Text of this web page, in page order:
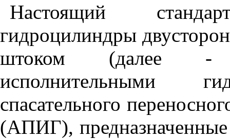
Настоящий
гидроцилиндры
штоком (далее -
исполнительными
спасательного
(АПИГ),